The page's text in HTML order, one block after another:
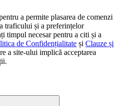
a permite plasarea de comenzi
traficului și a preferințelor
timpul necesar pentru a citi și a
de Confidențialitate și Clauze și
a site-ului implică acceptarea